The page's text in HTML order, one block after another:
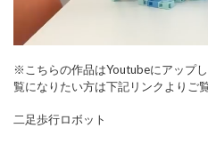
※こちらの作品はYoutubeにアップ
覧になりたい方は下記リンクよりご
二足歩行ロボット